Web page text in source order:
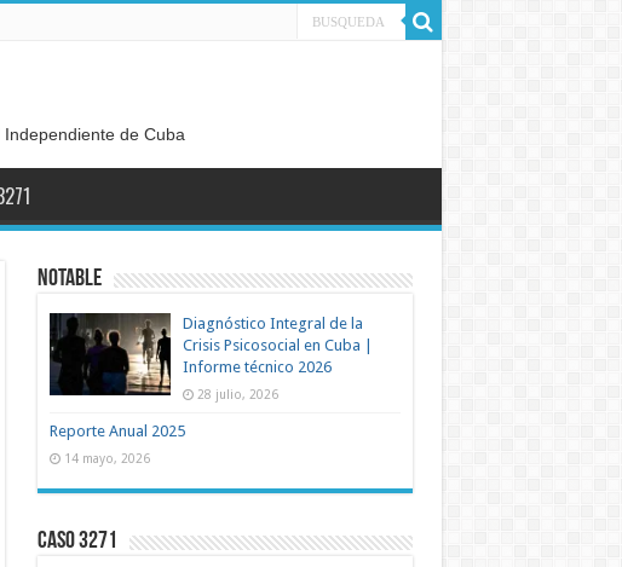
de Cuba
NOTABLE
Diagnóstico Integral de la
Crisis Psicosocial en Cuba |
Informe técnico 2026
28 julio, 2026
Reporte Anual 2025
14 mayo, 2026
Caso 3271